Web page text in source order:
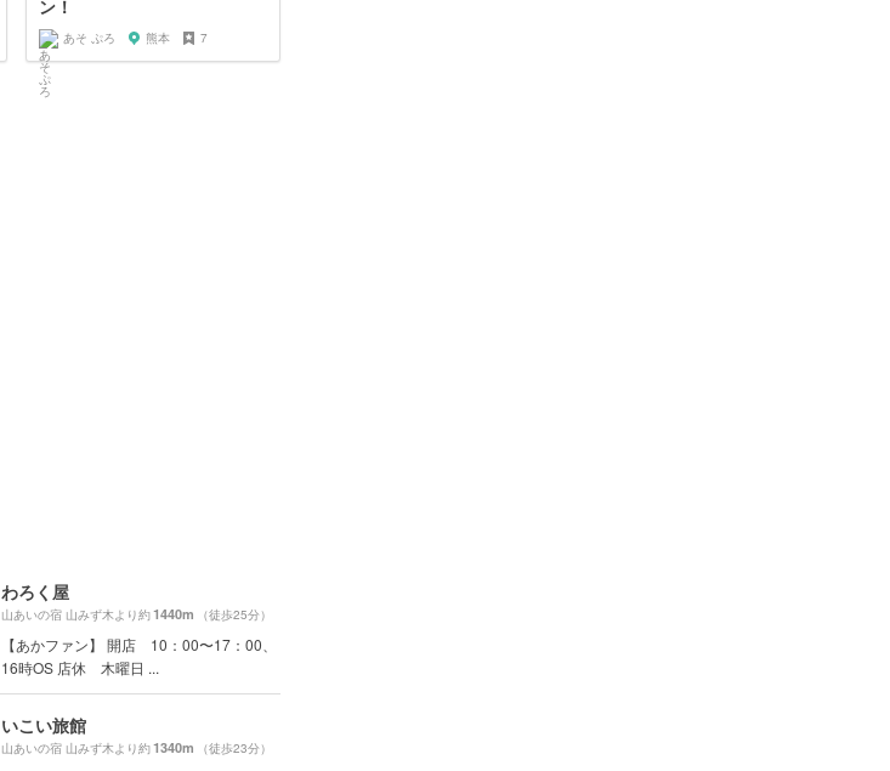
ン！
あそ ぷろ 熊本 7
わろく屋
山あいの宿 山みず木より約1440m （徒歩25分）
【あかファン】 開店 10：00〜17：00、
16時OS 店休 木曜日 ...
いこい旅館
山あいの宿 山みず木より約1340m （徒歩23分）